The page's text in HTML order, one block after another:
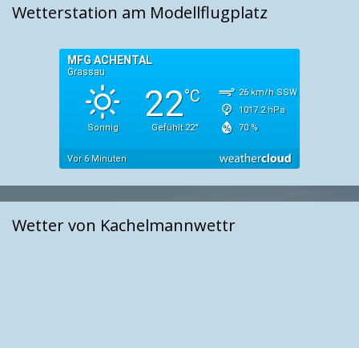
Wetterstation am Modellflugplatz
Wetter von Kachelmannwettr